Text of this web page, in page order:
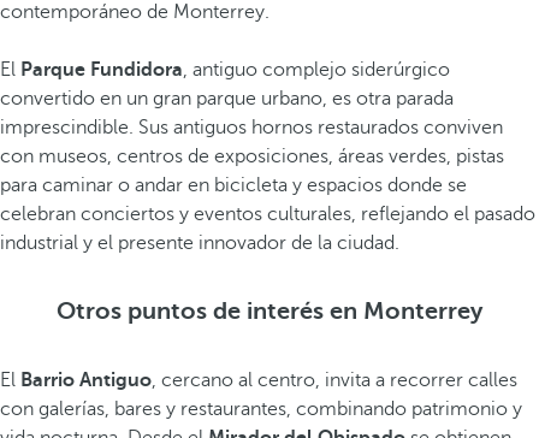
contemporáneo de Monterrey.
El Parque Fundidora, antiguo complejo siderúrgico
convertido en un gran parque urbano, es otra parada
imprescindible. Sus antiguos hornos restaurados conviven
con museos, centros de exposiciones, áreas verdes, pistas
para caminar o andar en bicicleta y espacios donde se
celebran conciertos y eventos culturales, reflejando el pasado
industrial y el presente innovador de la ciudad.
Otros puntos de interés en Monterrey
El Barrio Antiguo, cercano al centro, invita a recorrer calles
con galerías, bares y restaurantes, combinando patrimonio y